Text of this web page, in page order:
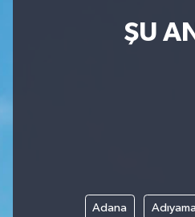
ŞU AN
Adana
Haberleri